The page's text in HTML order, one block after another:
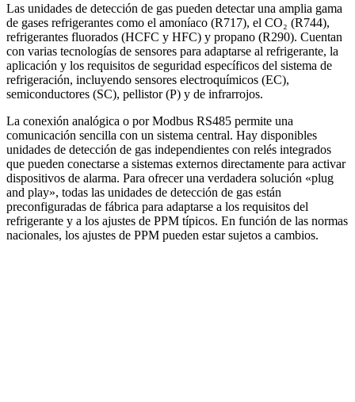
Las unidades de detección de gas pueden detectar una amplia gama
de gases refrigerantes como el amoníaco (R717), el CO₂ (R744),
refrigerantes fluorados (HCFC y HFC) y propano (R290). Cuentan
con varias tecnologías de sensores para adaptarse al refrigerante, la
aplicación y los requisitos de seguridad específicos del sistema de
refrigeración, incluyendo sensores electroquímicos (EC),
semiconductores (SC), pellistor (P) y de infrarrojos.
La conexión analógica o por Modbus RS485 permite una
comunicación sencilla con un sistema central. Hay disponibles
unidades de detección de gas independientes con relés integrados
que pueden conectarse a sistemas externos directamente para activar
dispositivos de alarma. Para ofrecer una verdadera solución «plug
and play», todas las unidades de detección de gas están
preconfiguradas de fábrica para adaptarse a los requisitos del
refrigerante y a los ajustes de PPM típicos. En función de las normas
nacionales, los ajustes de PPM pueden estar sujetos a cambios.